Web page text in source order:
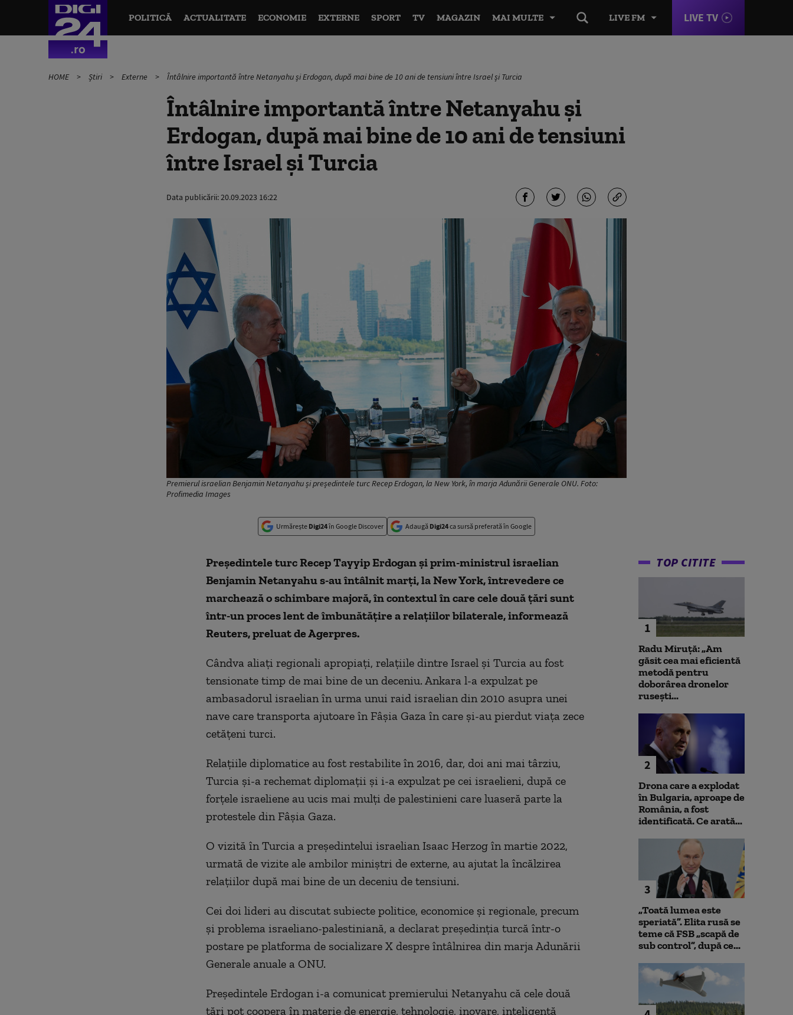
LIVE FM LIVE TV
POLITICĂ ACTUALITATE ECONOMIE EXTERNE SPORT TV MAGAZIN MAI MULTE
HOME Știri Externe Întâlnire importantă între Netanyahu și Erdogan, după mai bine de 10 ani de tensiuni între Israel și Turcia
Întâlnire importantă între Netanyahu și
Erdogan, după mai bine de 10 ani de tensiuni
între Israel și Turcia
Data publicării:20.09.2023 16:22
Premierul israelian Benjamin Netanyahu și președintele turc Recep Erdogan, la New York, în marja Adunării Generale ONU. Foto:
Profimedia Images
Urmărește Digi24în Google Discover Adaugă Digi24ca sursă preferată în Google
Preşedintele turc Recep Tayyip Erdogan şi prim-ministrul israelian
Benjamin Netanyahu s-au întâlnit marţi, la New York, întrevedere ce
marchează o schimbare majoră, în contextul în care cele două ţări sunt
într-un proces lent de îmbunătăţire a relaţiilor bilaterale, informează
Reuters, preluat de Agerpres.
Cândva aliaţi regionali apropiaţi, relaţiile dintre Israel şi Turcia au fost
tensionate timp de mai bine de un deceniu. Ankara l-a expulzat pe
ambasadorul israelian în urma unui raid israelian din 2010 asupra unei
nave care transporta ajutoare în Fâşia Gaza în care şi-au pierdut viaţa zece
cetăţeni turci.
Relaţiile diplomatice au fost restabilite în 2016, dar, doi ani mai târziu,
Turcia şi-a rechemat diplomaţii şi i-a expulzat pe cei israelieni, după ce
forţele israeliene au ucis mai mulţi de palestinieni care luaseră parte la
protestele din Fâşia Gaza.
O vizită în Turcia a preşedintelui israelian Isaac Herzog în martie 2022,
urmată de vizite ale ambilor miniştri de externe, au ajutat la încălzirea
relaţiilor după mai bine de un deceniu de tensiuni.
Cei doi lideri au discutat subiecte politice, economice şi regionale, precum
şi problema israeliano-palestiniană, a declarat preşedinţia turcă într-o
postare pe platforma de socializare X despre întâlnirea din marja Adunării
Generale anuale a ONU.
Preşedintele Erdogan i-a comunicat premierului Netanyahu că cele două
ţări pot coopera în materie de energie, tehnologie, inovare, inteligenţă
TOP CITITE
1
Radu Miruță: „Am
găsit cea mai eficientă
metodă pentru
doborârea dronelor
rusești...
2
Drona care a explodat
în Bulgaria, aproape de
România, a fost
identificată. Ce arată...
3
„Toată lumea este
speriată”. Elita rusă se
teme că FSB „scapă de
sub control”, după ce...